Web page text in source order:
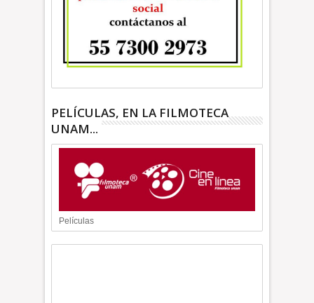
PELÍCULAS, EN LA FILMOTECA
UNAM...
Películas